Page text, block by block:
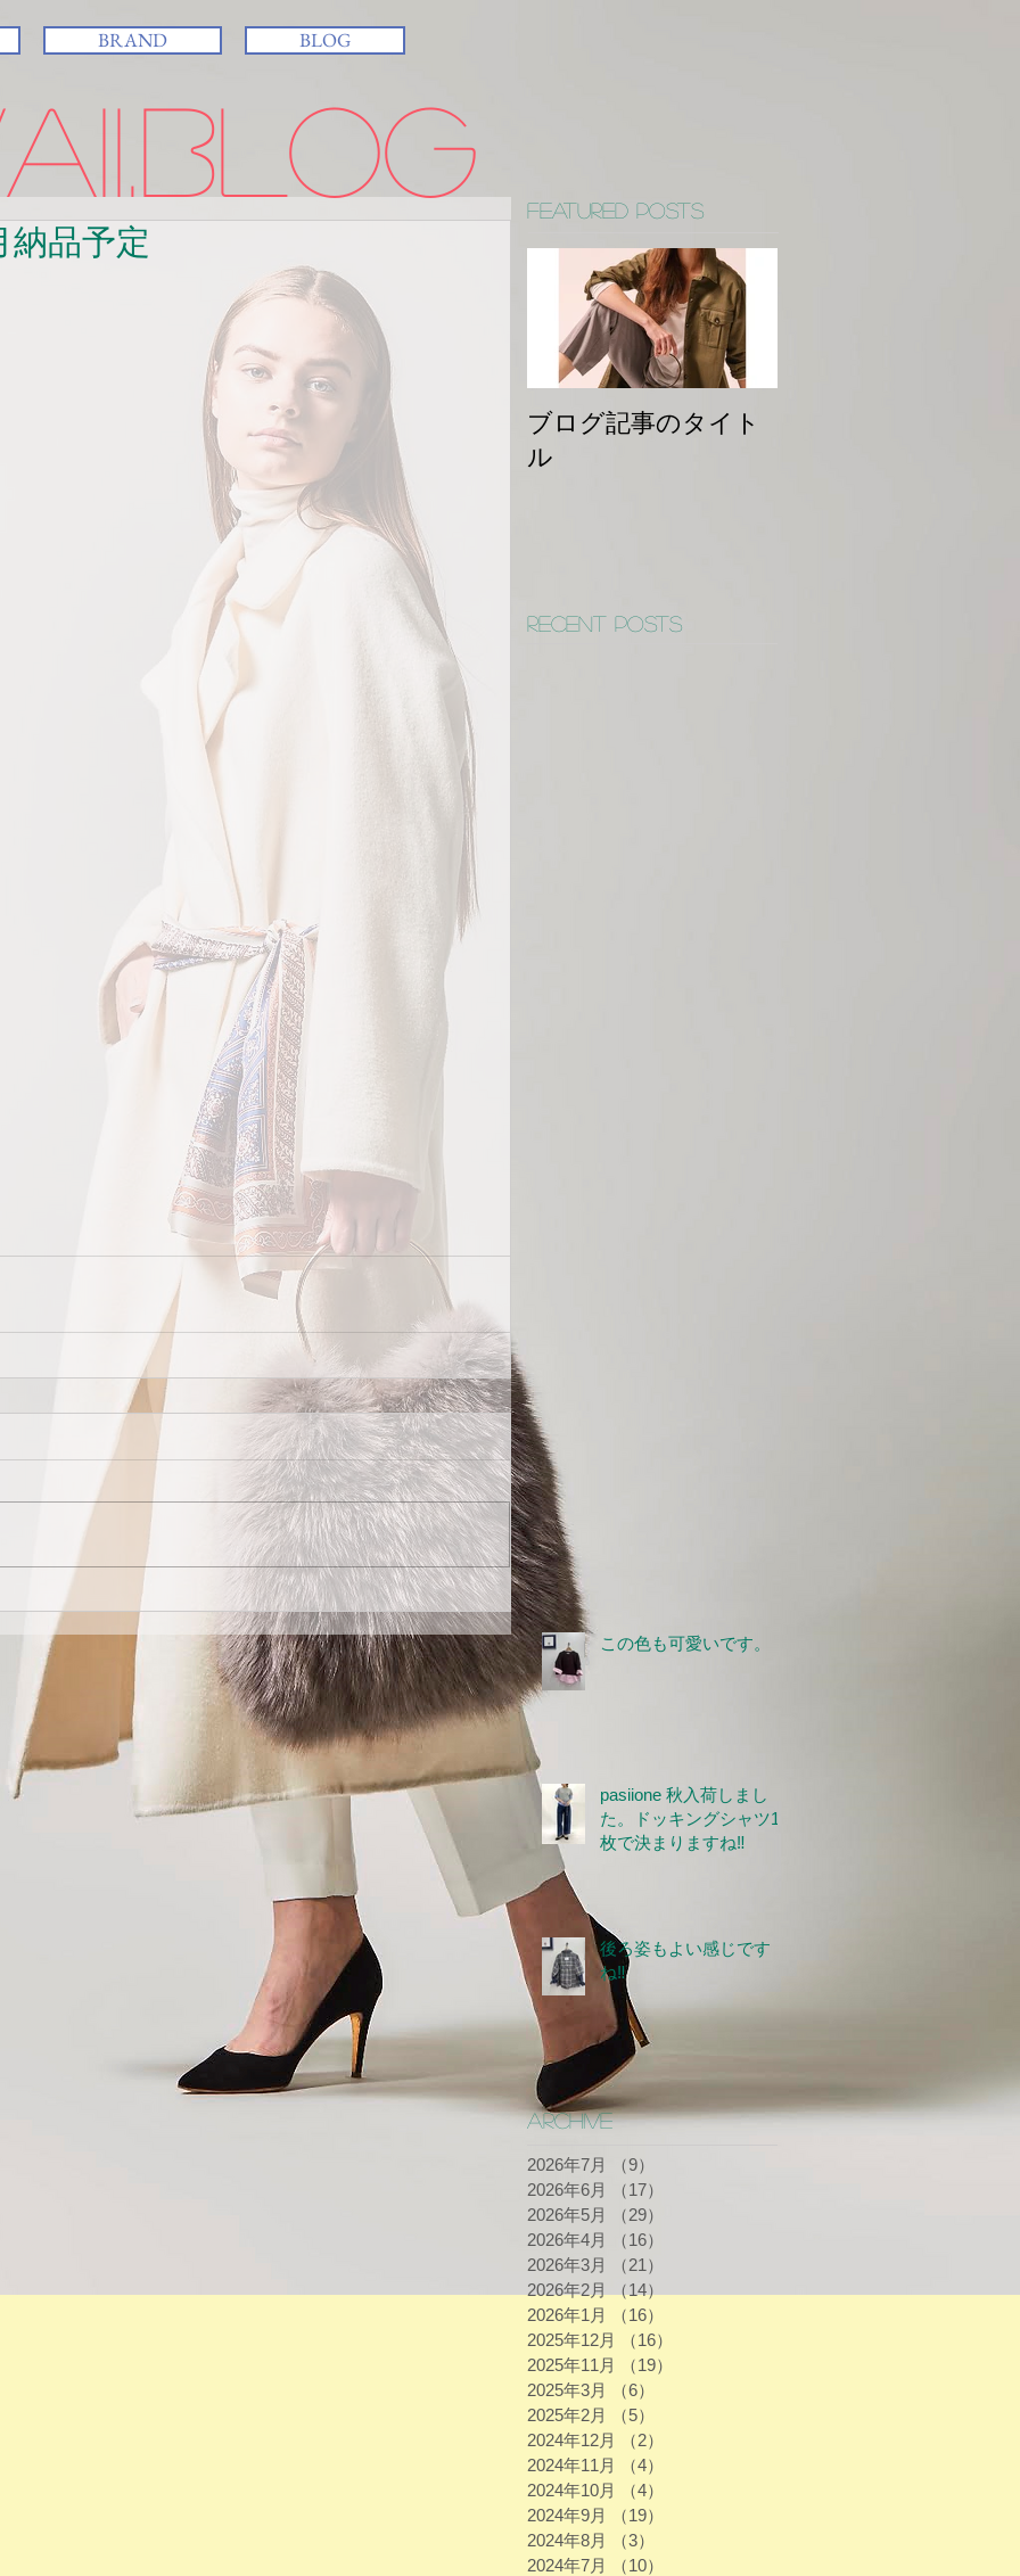
BRAND BLOG
品予定
Featured Posts
ブログ記事のタイト
ル
Recent Posts
この色も可愛いです。
pasiione 秋入荷しまし
た。ドッキングシャツ1
枚で決まりますね‼
後ろ姿もよい感じです
ね‼
Archive
2026年7月 （9）
2026年6月
（17）
2026年5月
（29）
2026年4月
（16）
2026年3月
（21）
2026年2月
（14）
2026年1月
（16）
2025年12月
（16）
2025年11月
（19）
2025年3月
（6）
2025年2月
（5）
2024年12月
（2）
2024年11月
（4）
2024年10月
（4）
2024年9月
（19）
2024年8月
（3）
2024年7月
（10）